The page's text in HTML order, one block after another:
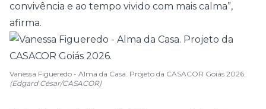
convivência e ao tempo vivido com mais calma”,
afirma.
Vanessa Figueredo - Alma da Casa. Projeto da CASACOR Goiás 2026.
(Edgard César/CASACOR)